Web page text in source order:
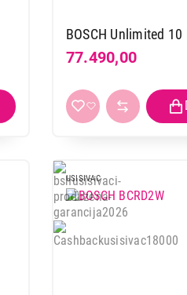
BOSCH Unlimited 10
77.490,00
USISIVAC